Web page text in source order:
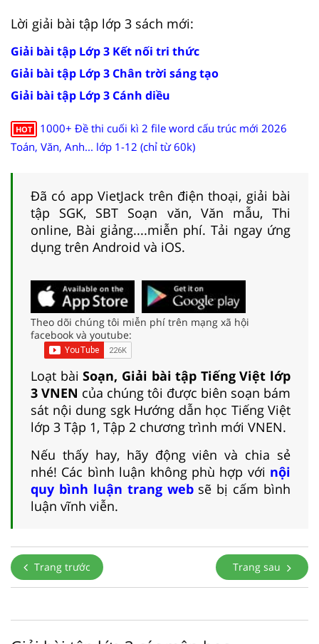
Lời giải bài tập lớp 3 sách mới:
Giải bài tập Lớp 3 Kết nối tri thức
Giải bài tập Lớp 3 Chân trời sáng tạo
Giải bài tập Lớp 3 Cánh diều
HOT
1000+ Đề thi cuối kì 2 file word cấu trúc mới 2026
Toán, Văn, Anh... lớp 1-12 (chỉ từ 60k)
Đã có app VietJack trên điện thoại, giải bài
tập SGK, SBT Soạn văn, Văn mẫu, Thi
online, Bài giảng....miễn phí. Tải ngay ứng
dụng trên Android và iOS.
Theo dõi chúng tôi miễn phí trên mạng xã hội
facebook và youtube:
Loạt bàiSoạn, Giải bài tập Tiếng Việt lớp
3 VNEN của chúng tôi được biên soạn bám
sát nội dung sgk Hướng dẫn học Tiếng Việt
lớp 3 Tập 1, Tập 2 chương trình mới VNEN.
Nếu thấy hay, hãy động viên và chia sẻ
nhé! Các bình luận không phù hợp với nội
quy bình luận trang websẽ bị cấm bình
luận vĩnh viễn.
Trang trước Trang sau